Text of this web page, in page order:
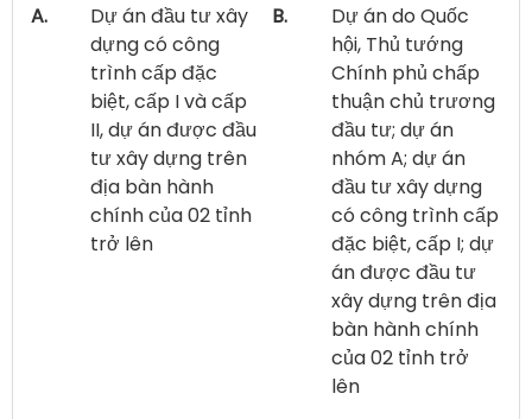
A.
Dự án đầu tư xây
dựng có công
trình cấp đặc
biệt, cấp I và cấp
II, dự án được đầu
tư xây dựng trên
địa bàn hành
chính của 02 tỉnh
trở lên
B.
Dự án do Quốc
hội, Thủ tướng
Chính phủ chấp
thuận chủ trương
đầu tư; dự án
nhóm A; dự án
đầu tư xây dựng
có công trình cấp
đặc biệt, cấp I; dự
án được đầu tư
xây dựng trên địa
bàn hành chính
của 02 tỉnh trở
lên